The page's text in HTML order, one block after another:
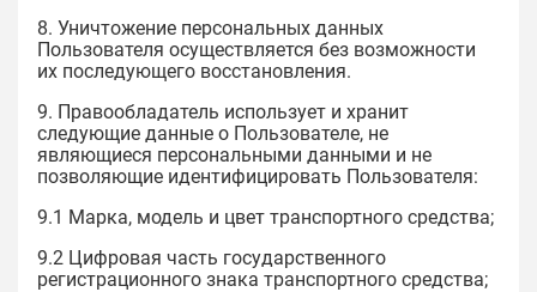
8. Уничтожение персональных данных
Пользователя осуществляется без возможности
их последующего восстановления.
9. Правообладатель использует и хранит
следующие данные о Пользователе, не
являющиеся персональными данными и не
позволяющие идентифицировать Пользователя:
9.1 Марка, модель и цвет транспортного средства;
9.2 Цифровая часть государственного
регистрационного знака транспортного средства;